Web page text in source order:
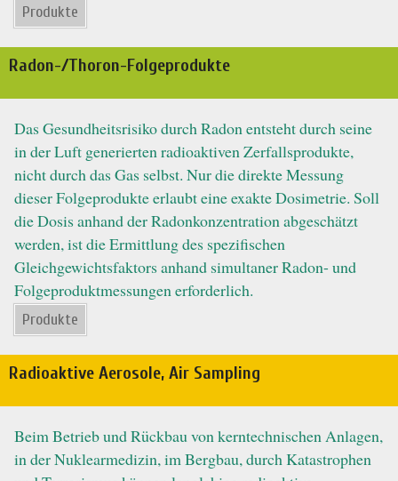
Produkte
Radon-/Thoron-Folgeprodukte
Das Gesundheitsrisiko durch Radon entsteht durch seine
in der Luft generierten radioaktiven Zerfallsprodukte,
nicht durch das Gas selbst. Nur die direkte Messung
dieser Folgeprodukte erlaubt eine exakte Dosimetrie. Soll
die Dosis anhand der Radonkonzentration abgeschätzt
werden, ist die Ermittlung des spezifischen
Gleichgewichtsfaktors anhand simultaner Radon- und
Folgeproduktmessungen erforderlich.
Produkte
Radioaktive Aerosole, Air Sampling
Beim Betrieb und Rückbau von kerntechnischen Anlagen,
in der Nuklearmedizin, im Bergbau, durch Katastrophen